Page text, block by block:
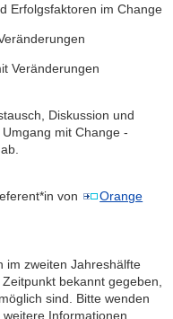
Erfolgsfaktoren im Change
Veränderungen
Diskussion und
mit Change -
von
Orange
im zweiten Jahreshälfte
bekannt gegeben,
sind. Bitte wenden
Informationen.